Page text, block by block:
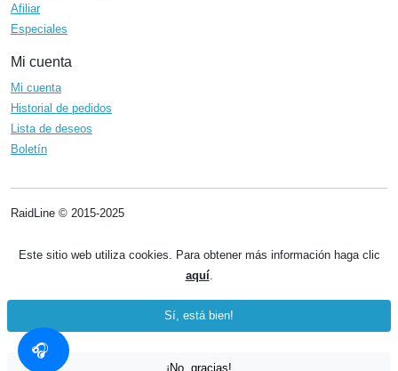
Afiliar
Especiales
Mi cuenta
Mi cuenta
Historial de pedidos
Lista de deseos
Boletín
RaidLine © 2015-2025
Este sitio web utiliza cookies. Para obtener más información haga clic
aquí.
Sí, está bien!
¡No, gracias!